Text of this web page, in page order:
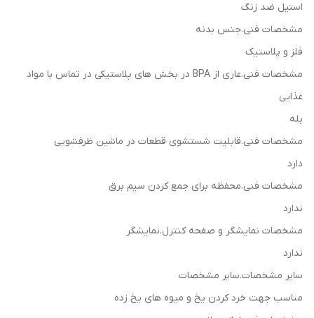
استیل ضد زنگ
مشخصات فنی.جنس بدنه
فلز و پلاستیک
مشخصات فنی.عاری از BPA در بخش های پلاستیکی در تماس با مواد
غذایی
بله
مشخصات فنی.قابلیت شستشوی قطعات در ماشین ظرفشویی
دارد
مشخصات فنی.محفظه برای جمع كردن سیم برق
ندارد
مشخصات نمایشگر و صفحه کنترل.نمایشگر
ندارد
سایر مشخصات.سایر مشخصات
مناسب جهت خرد کردن یخ و میوه های یخ زده